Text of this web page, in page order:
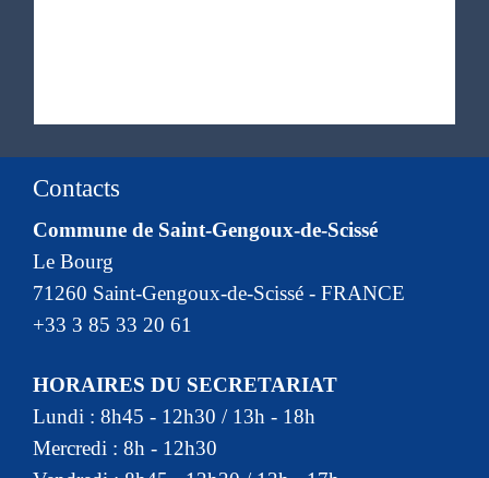
Contacts
Commune de Saint-Gengoux-de-Scissé
Le Bourg
71260 Saint-Gengoux-de-Scissé - FRANCE
+33 3 85 33 20 61
HORAIRES DU SECRETARIAT
Lundi : 8h45 - 12h30 / 13h - 18h
Mercredi : 8h - 12h30